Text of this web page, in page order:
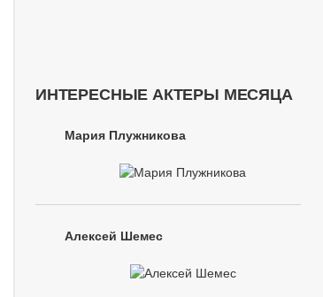
ИНТЕРЕСНЫЕ АКТЕРЫ МЕСЯЦА
Мария Плужникова
Алексей Шемес